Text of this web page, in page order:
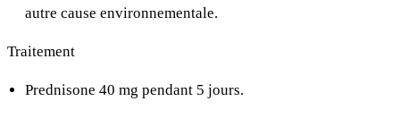
autre cause environnementale.
Traitement
Prednisone 40 mg pendant 5 jours.